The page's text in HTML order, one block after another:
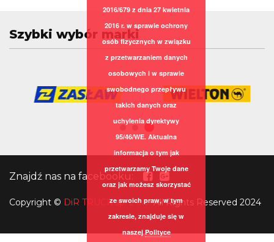
Szybki wybór marki
Znajdź nas na facebooku:
Copyright © DiR TRUCK sp. z o.o.All Rights Reserved 2024
2016/679 z dnia 27 kwietnia
2016 r. w sprawie ochrony
osób fizycznych w związku
z przetwarzaniem danych
osobowych i w sprawie
swobodnego przepływu
takich danych oraz
uchylenia dyrektywy
95/46/WE. Aktualna
informacja o tym jak
przetwarzamy Twoje dane
oraz jak możesz skorzystać
ze swoich praw, w tym
zakresie, znajduje się w
naszejPolityce